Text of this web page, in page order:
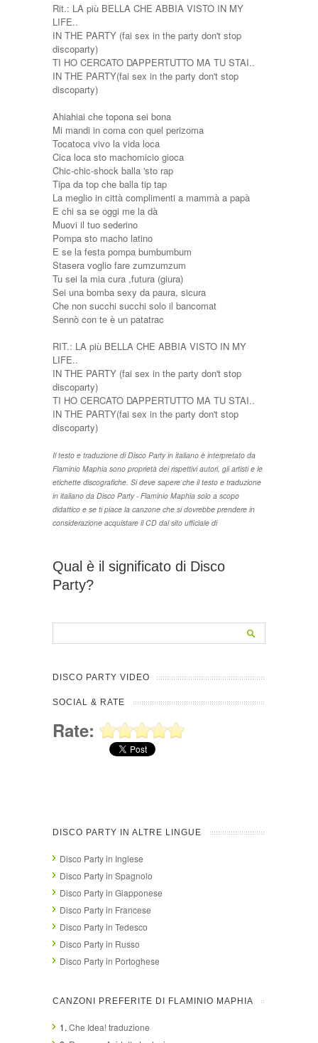
Rit.: LA più BELLA CHE ABBIA VISTO IN MY
LIFE..
IN THE PARTY (fai sex in the party don't stop
discoparty)
TI HO CERCATO DAPPERTUTTO MA TU STAI..
IN THE PARTY(fai sex in the party don't stop
discoparty)
Ahiahiai che topona sei bona
Mi mandi in coma con quel perizoma
Tocatoca vivo la vida loca
Cica loca sto machomicio gioca
Chic-chic-shock balla 'sto rap
Tipa da top che balla tip tap
La meglio in città complimenti a mammà a papà
E chi sa se oggi me la dà
Muovi il tuo sederino
Pompa sto macho latino
E se la festa pompa bumbumbum
Stasera voglio fare zumzumzum
Tu sei la mia cura ,futura (giura)
Sei una bomba sexy da paura, sicura
Che non succhi succhi solo il bancomat
Sennò con te è un patatrac
RIT.: LA più BELLA CHE ABBIA VISTO IN MY
LIFE..
IN THE PARTY (fai sex in the party don't stop
discoparty)
TI HO CERCATO DAPPERTUTTO MA TU STAI..
IN THE PARTY(fai sex in the party don't stop
discoparty)
Il testo e traduzione di Disco Party in italiano è interpretato da
Flaminio Maphia sono proprietà dei rispettivi autori, gli artisti e le
etichette discografiche. Si deve sapere che il testo e traduzione
in italiano da Disco Party - Flaminio Maphia solo a scopo
didattico e se ti piace la canzone che si dovrebbe prendere in
considerazione acquistare il CD dal sito ufficiale di
Qual è il significato di Disco
Party?
DISCO PARTY VIDEO
SOCIAL & RATE
Rate:
DISCO PARTY IN ALTRE LINGUE
Disco Party in Inglese
Disco Party in Spagnolo
Disco Party in Giapponese
Disco Party in Francese
Disco Party in Tedesco
Disco Party in Russo
Disco Party in Portoghese
CANZONI PREFERITE DI FLAMINIO MAPHIA
1. Che Idea! traduzione